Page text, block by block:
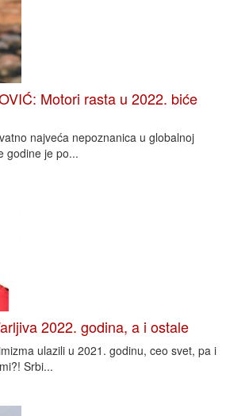
Motori rasta u 2022. biće
najveća nepoznanica u globalnoj
godine je po...
2022. godina, a i ostale
ulazili u 2021. godinu, ceo svet, pa i
Srbi...